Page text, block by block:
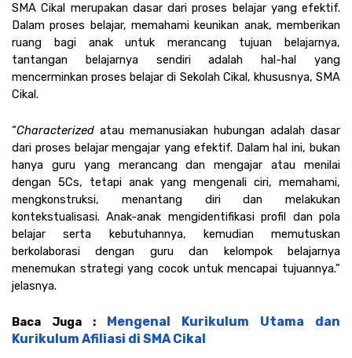
SMA Cikal merupakan dasar dari proses belajar yang efektif.
Dalam proses belajar, memahami keunikan anak, memberikan
ruang bagi anak untuk merancang tujuan belajarnya,
tantangan belajarnya sendiri adalah hal-hal yang
mencerminkan proses belajar di Sekolah Cikal, khususnya, SMA
Cikal.
“Characterized atau memanusiakan hubungan adalah dasar
dari proses belajar mengajar yang efektif. Dalam hal ini, bukan
hanya guru yang merancang dan mengajar atau menilai
dengan 5Cs, tetapi anak yang mengenali ciri, memahami,
mengkonstruksi, menantang diri dan melakukan
kontekstualisasi. Anak-anak mengidentifikasi profil dan pola
belajar serta kebutuhannya, kemudian memutuskan
berkolaborasi dengan guru dan kelompok belajarnya
menemukan strategi yang cocok untuk mencapai tujuannya.”
jelasnya.
Baca Juga : Mengenal Kurikulum Utama dan
Kurikulum Afiliasi di SMA Cikal